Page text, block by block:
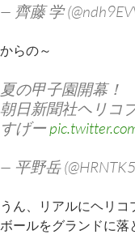
— 齊藤 学
からの～
夏の甲子園開幕！
朝日新聞社ヘリコ
すげー
— 平野岳
うん、リアルにヘリコ
ボールをグランドに落